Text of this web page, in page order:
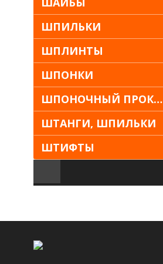
ШПИЛЬКИ
ШПЛИНТЫ
ШПОНКИ
ШПОНОЧНЫЙ ПРОКАТ
ШТАНГИ, ШПИЛЬКИ
ШТИФТЫ